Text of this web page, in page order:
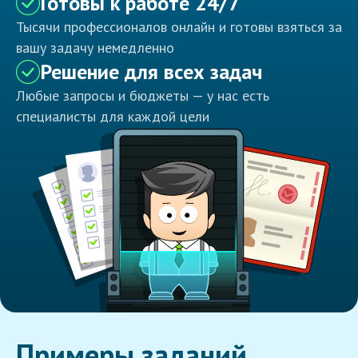
Тысячи профессионалов онлайн и готовы взяться за
вашу задачу немедленно
Решение для всех задач
Любые запросы и бюджеты — у нас есть
специалисты для каждой цели